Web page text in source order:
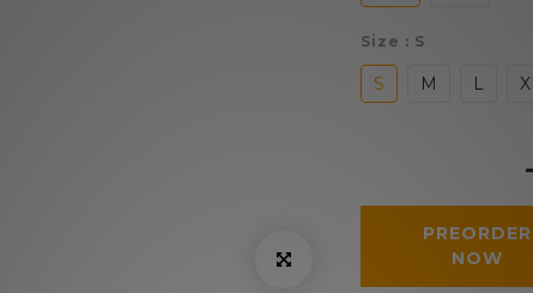
Size : S
S M L
PREORDER
NOW